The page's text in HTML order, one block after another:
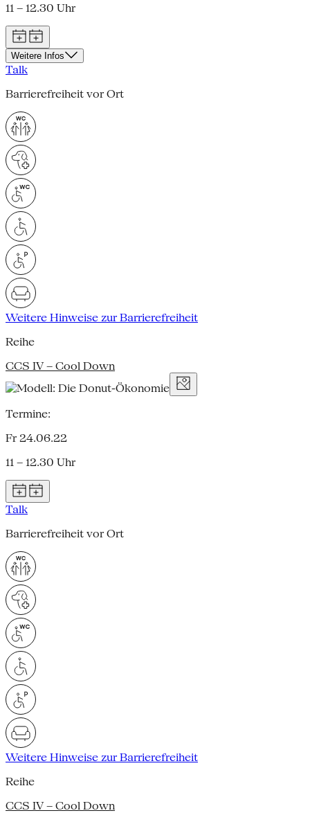
11 – 12.30 Uhr
Weitere Infos
Talk
Barrierefreiheit vor Ort
Weitere Hinweise zur Barrierefreiheit
Reihe
CCS IV – Cool Down
Termine:
Fr 24.06.22
11 – 12.30 Uhr
Talk
Barrierefreiheit vor Ort
Weitere Hinweise zur Barrierefreiheit
Reihe
CCS IV – Cool Down